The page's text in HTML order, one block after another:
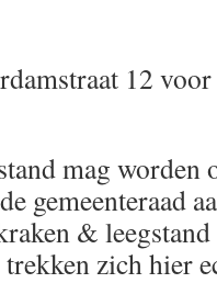
12
mag
gemeenteraad
&
zich hier